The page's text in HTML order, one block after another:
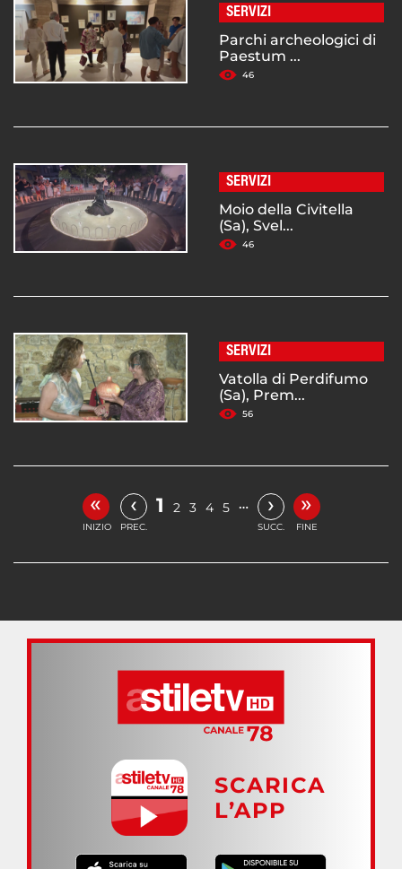
SERVIZI
Parchi archeologici di
Paestum ...
46
SERVIZI
Moio della Civitella
(Sa), Svel...
46
SERVIZI
Vatolla di Perdifumo
(Sa), Prem...
56
«
INIZIO
‹
PREC.
1 2 3 4 5 … ›
SUCC.
»
FINE
SCARICA
L’APP